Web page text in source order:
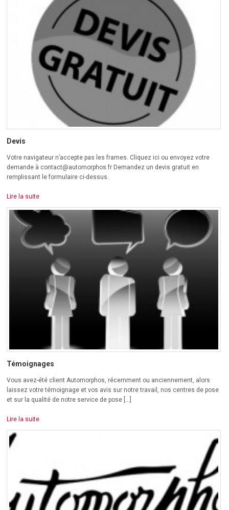
Devis
Votre navigateur n’accepte pas les frames. Cliquez ici ou envoyez votre
demande à contact@automorphos.fr Demandez un devis gratuit en
remplissant le formulaire ci-dessus.
Lire la suite
Témoignages
Vous avez-été client Automorphos, récemment ou anciennement, alors
laissez votre témoignage et vos avis sur notre travail, nos centres de pose
et sur la qualité de notre service de pose […]
Lire la suite